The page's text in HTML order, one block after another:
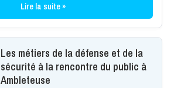
Lire la suite »
Les métiers de la défense et de la
sécurité à la rencontre du public à
Ambleteuse